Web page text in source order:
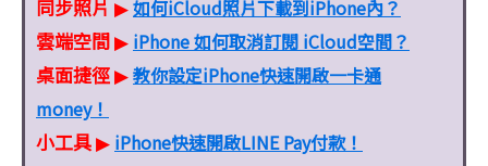
同步照片 ▶如何iCloud照片下載到iPhone內？
雲端空間▶ iPhone 如何取消訂閱 iCloud空間？
桌面捷徑▶教你設定iPhone快速開啟一卡通
money！
小工具▶ iPhone快速開啟LINE Pay付款！